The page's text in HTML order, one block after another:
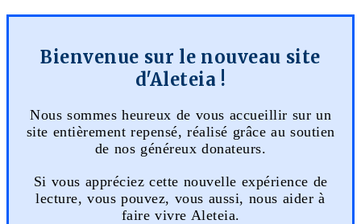
Bienvenue sur le nouveau site
d'Aleteia !
Nous sommes heureux de vous accueillir sur un
site entièrement repensé, réalisé grâce au soutien
de nos généreux donateurs.
Si vous appréciez cette nouvelle expérience de
lecture, vous pouvez, vous aussi, nous aider à
faire vivre Aleteia.